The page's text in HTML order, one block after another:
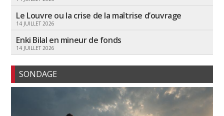
Le Louvre ou la crise de la maîtrise d’ouvrage
14 JUILLET 2026
Enki Bilal en mineur de fonds
14 JUILLET 2026
SONDAGE